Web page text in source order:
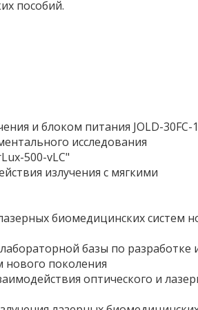
пособий.
и блоком питания JOLD-30FC-
исследования
500-vLC"
излучения с мягкими
биомедицинских систем
базы по разработке
поколения
оптического и